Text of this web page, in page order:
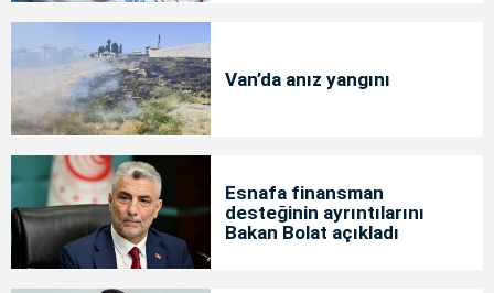
Van’da anız yangını
Esnafa finansman
desteğinin ayrıntılarını
Bakan Bolat açıkladı